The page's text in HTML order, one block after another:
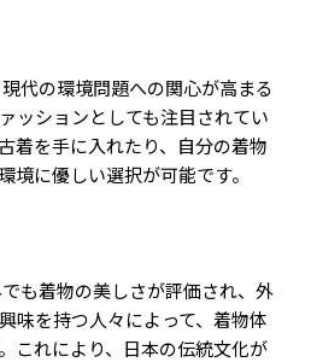
現代の環境問題への関心が高まる
ッションとしても注目されてい
着を手に入れたり、自分の着物
境に優しい選択が可能です。
も着物の美しさが評価され、外
味を持つ人々によって、着物体
これにより、日本の伝統文化が